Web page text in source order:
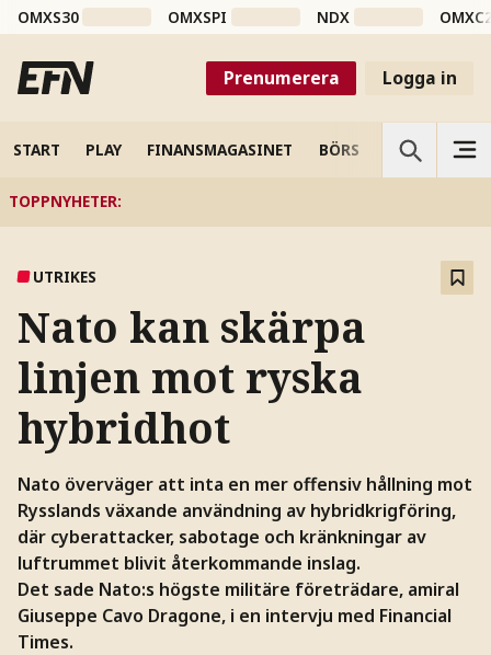
OMXS30 OMXSPI NDX
Prenumerera Logga in
START PLAY FINANSMAGASINET BÖRS VETENSKAP
TOPPNYHETER:
UTRIKES
Nato kan skärpa
linjen mot ryska
hybridhot
Nato överväger att inta en mer offensiv hållning mot
Rysslands växande användning av hybridkrigföring,
där cyberattacker, sabotage och kränkningar av
luftrummet blivit återkommande inslag.
Det sade Nato:s högste militäre företrädare, amiral
Giuseppe Cavo Dragone, i en intervju med Financial
Times.